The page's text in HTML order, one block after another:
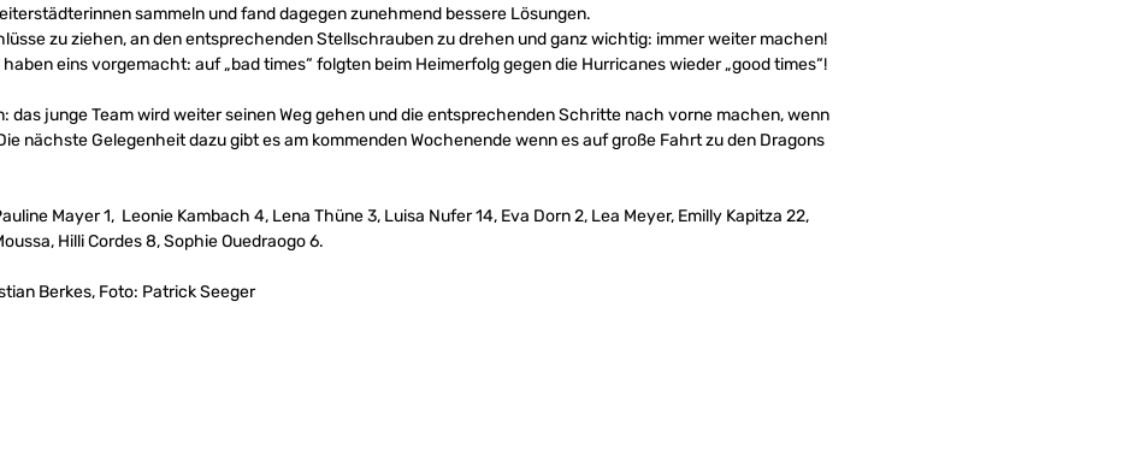
sammeln und fand dagegen zunehmend bessere Lösungen.
zu ziehen, an den entsprechenden Stellschrauben zu drehen und ganz wichtig: immer weiter machen!
haben eins vorgemacht: auf „bad times“ folgten beim Heimerfolg gegen die Hurricanes wieder „good times“!
das junge Team wird weiter seinen Weg gehen und die entsprechenden Schritte nach vorne machen, wenn
nächste Gelegenheit dazu gibt es am kommenden Wochenende wenn es auf große Fahrt zu den Dragons
Mayer 1, Leonie Kambach 4, Lena Thüne 3, Luisa Nufer 14, Eva Dorn 2, Lea Meyer, Emilly Kapitza 22,
Hilli Cordes 8, Sophie Ouedraogo 6.
Berkes, Foto: Patrick Seeger